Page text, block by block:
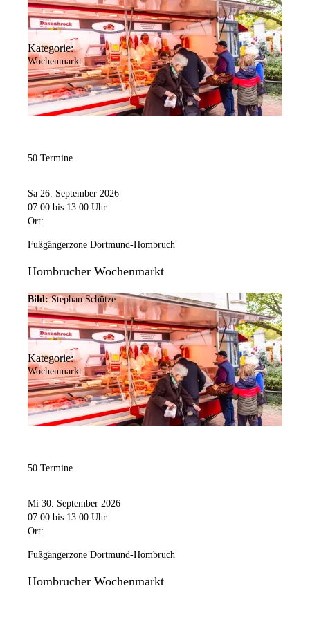
Kategorie:
Wochenmarkt
50 Termine
Sa 26. September 2026
07:00 bis 13:00 Uhr
Ort:
Fußgängerzone Dortmund-Hombruch
Hombrucher Wochenmarkt
Bild: Stephan Schütze
Kategorie:
Wochenmarkt
50 Termine
Mi 30. September 2026
07:00 bis 13:00 Uhr
Ort:
Fußgängerzone Dortmund-Hombruch
Hombrucher Wochenmarkt